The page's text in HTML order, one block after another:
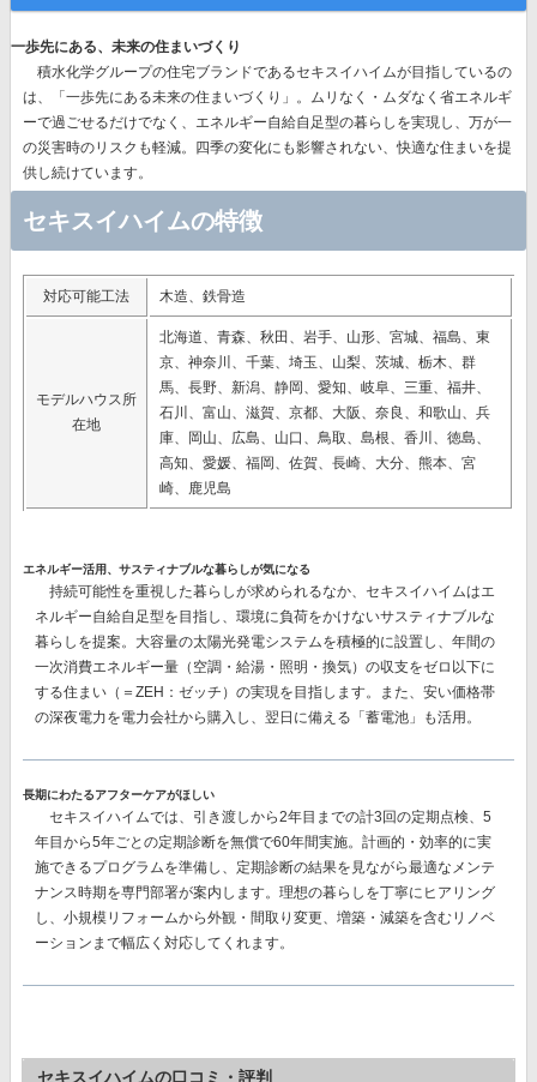
一歩先にある、未来の住まいづくり
積水化学グループの住宅ブランドであるセキスイハイムが目指しているの
は、
「一歩先にある未来の住まいづくり」。 ムリなく・ムダなく省エネルギ
ーで過ごせるだけでなく、エネルギー自給自足型の暮らしを実現し、万が一
の災害時のリスクも軽減。四季の変化にも影響されない、快適な住まいを提
供し続けています。
セキスイハイムの特徴
対応可能工法 木造、鉄骨造
モデルハウス所
在地
北海道、青森、秋田、岩手、山形、宮城、福島、東
京、神奈川、千葉、埼玉、山梨、茨城、栃木、群
馬、長野、新潟、静岡、愛知、岐阜、三重、福井、
石川、富山、滋賀、京都、大阪、奈良、和歌山、兵
庫、岡山、広島、山口、鳥取、島根、香川、徳島、
高知、愛媛、福岡、佐賀、長崎、大分、熊本、宮
崎、鹿児島
エネルギー活用、サスティナブルな暮らしが気になる
持続可能性を重視した暮らしが求められるなか、セキスイハイムはエ
ネルギー自給自足型を目指し、環境に負荷をかけないサスティナブルな
暮らしを提案。大容量の太陽光発電システムを積極的に設置し、 年間の
一次消費エネルギー量（空調・給湯・照明・換気）の収支をゼロ以下に
する住まい（＝ZEH：ゼッチ）の実現を目指します。また、安い価格帯
の深夜電力を電力会社から購入し、翌日に備える 「蓄電池」 も活用。
長期にわたるアフターケアがほしい
セキスイハイムでは、 引き渡しから2年目までの計3回の定期点検、 5
年目から5年ごとの定期診断を無償で60年間実施。計画的・効率的に実
施できるプログラムを準備し、定期診断の結果を見ながら最適なメンテ
ナンス時期を専門部署が案内します。理想の暮らしを丁寧にヒアリング
し、小規模リフォームから外観・間取り変更、増築・減築を含むリノベ
ーションまで幅広く対応してくれます。
セキスイハイムの口コミ・評判